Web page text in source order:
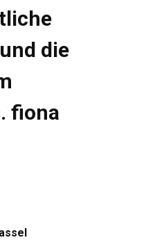
die
fiona